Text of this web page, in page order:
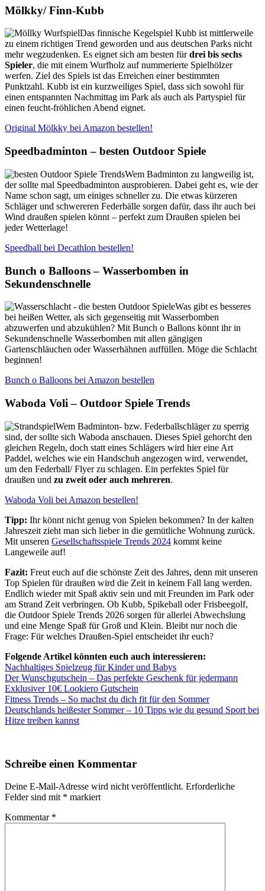
Mölkky/ Finn-Kubb
Das finnische Kegelspiel Kubb ist mittlerweile
zu einem richtigen Trend geworden und aus deutschen Parks nicht
mehr wegzudenken. Es eignet sich am besten fürdrei bis sechs
Spieler, die mit einem Wurfholz auf nummerierte Spielhölzer
werfen. Ziel des Spiels ist das Erreichen einer bestimmten
Punktzahl. Kubb ist ein kurzweiliges Spiel, dass sich sowohl für
einen entspannten Nachmittag im Park als auch als Partyspiel für
einen feucht-fröhlichen Abend eignet.
Original Mölkky bei Amazon bestellen!
Speedbadminton – besten Outdoor Spiele
Wem Badminton zu langweilig ist,
der sollte mal Speedbadminton ausprobieren. Dabei geht es, wie der
Name schon sagt, um einiges schneller zu. Die etwas kürzeren
Schläger und schwereren Federbälle sorgen dafür, dass ihr auch bei
Wind draußen spielen könnt – perfekt zum Draußen spielen bei
jeder Wetterlage!
Speedball bei Decathlon bestellen!
Bunch o Balloons – Wasserbomben in
Sekundenschnelle
Was gibt es besseres
bei heißen Wetter, als sich gegenseitig mit Wasserbomben
abzuwerfen und abzukühlen? Mit Bunch o Ballons könnt ihr in
Sekundenschnelle Wasserbomben mit allen gängigen
Gartenschläuchen oder Wasserhähnen auffüllen. Möge die Schlacht
beginnen!
Bunch o Balloons bei Amazon bestellen
Waboda Voli – Outdoor Spiele Trends
Wem Badminton- bzw. Federballschläger zu sperrig
sind, der sollte sich Waboda anschauen. Dieses Spiel gehorcht den
gleichen Regeln, doch statt eines Schlägers wird hier eine Art
Paddel, welches wie ein Handschuh angezogen wird, verwendet,
um den Federball/ Flyer zu schlagen. Ein perfektes Spiel für
draußen und zu zweit oder auch mehreren.
Waboda Voli bei Amazon bestellen!
Tipp: Ihr könnt nicht genug von Spielen bekommen? In der kalten
Jahreszeit zieht man sich lieber in die gemütliche Wohnung zurück.
Mit unseren Gesellschaftsspiele Trends 2024 kommt keine
Langeweile auf!
Fazit: Freut euch auf die schönste Zeit des Jahres, denn mit unseren
Top Spielen für draußen wird die Zeit in keinem Fall lang werden.
Endlich wieder mit Spaß aktiv sein und mit Freunden im Park oder
am Strand Zeit verbringen. Ob Kubb, Spikeball oder Frisbeegolf,
die Outdoor Spiele Trends 2026 sorgen für allerlei Abwechslung
und eine Menge Spaß für Groß und Klein. Bleibt nur noch die
Frage: Für welches Draußen-Spiel entscheidet ihr euch?
Folgende Artikel könnten euch auch interessieren:
Nachhaltiges Spielzeug für Kinder und Babys
Der Wunschgutschein – Das perfekte Geschenk für jedermann
Exklusiver 10€ Lookiero Gutschein
Fitness Trends – So machst du dich fit für den Sommer
Deutschlands heißester Sommer – 10 Tipps wie du gesund Sport bei
Hitze treiben kannst
Schreibe einen Kommentar
Deine E-Mail-Adresse wird nicht veröffentlicht. Erforderliche
Felder sind mit * markiert
Kommentar *